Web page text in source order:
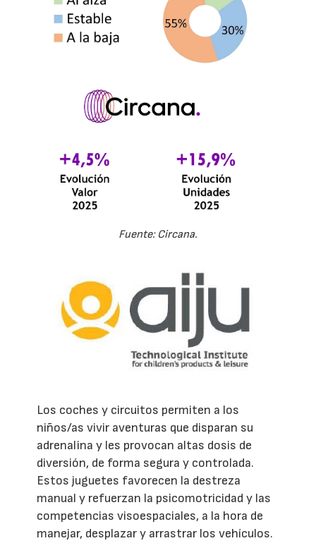
Fuente: Circana.
Los coches y circuitos permiten a los
niños/as vivir aventuras que disparan su
adrenalina y les provocan altas dosis de
diversión, de forma segura y controlada.
Estos juguetes favorecen la destreza
manual y refuerzan la psicomotricidad y las
competencias visoespaciales, a la hora de
manejar, desplazar y arrastrar los vehículos.